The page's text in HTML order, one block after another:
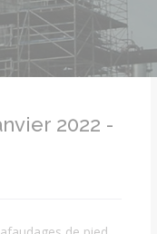
2022 -